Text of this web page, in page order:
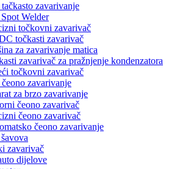
zavarivanje
Welder
točkovni zavarivač
točkasti zavarivač
za zavarivanje matica
zavarivač za pražnjenje kondenzatora
točkovni zavarivač
zavarivanje
za brzo zavarivanje
čeono zavarivač
čeono zavarivač
čeono zavarivanje
zavarivač
dijelove